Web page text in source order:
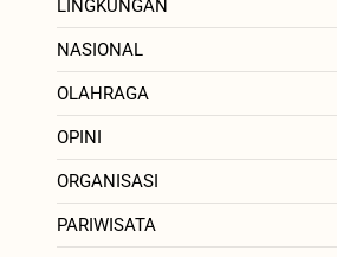
LINGKUNGAN
NASIONAL
OLAHRAGA
OPINI
ORGANISASI
PARIWISATA